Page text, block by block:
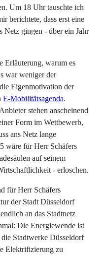
Um 18 Uhr tauschte ich
berichtete, dass erst eine
Netz gingen - über ein Jahr
Erläuterung, warum es
war weniger der
Eigenmotivation der
E-Mobilitätsagenda.
stehen anscheinend
Form im Wettbewerb,
ans Netz lange
wäre für Herr Schäfers
auf seinem
- erloschen.
für Herr Schäfers
der Stadt Düsseldorf
an das Stadtnetz
Die Energiewende ist
Stadtwerke Düsseldorf
Elektrifizierung zu